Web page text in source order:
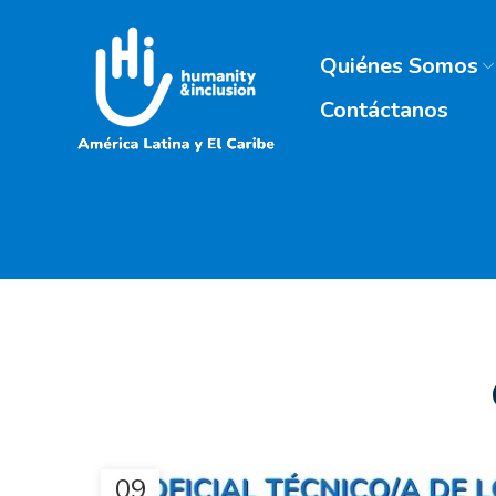
Quiénes Somos
Contáctanos